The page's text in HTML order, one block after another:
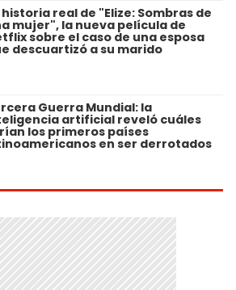
historia real de "Elize: Sombras de
mujer", la nueva película de
sobre el caso de una esposa
descuartizó a su marido
Guerra Mundial: la
artificial reveló cuáles
los primeros países
en ser derrotados